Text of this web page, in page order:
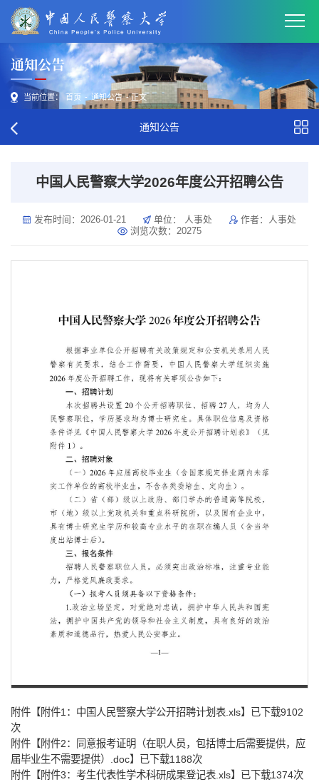
通知公告
当前位置： 首页 - 通知公告 - 正文
通知公告
中国人民警察大学2026年度公开招聘公告
发布时间：2026-01-21 单位： 人事处
作者：人事处
浏览次数：20275
附件【附件1：中国人民警察大学公开招聘计划表.xls】已下载9102
次
附件【附件2：同意报考证明（在职人员，包括博士后需要提供，应
届毕业生不需要提供）.doc】已下载1188次
附件【附件3：考生代表性学术科研成果登记表.xls】已下载1374次